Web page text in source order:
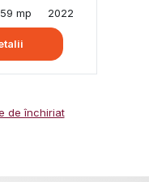
59 mp 2022
de închiriat